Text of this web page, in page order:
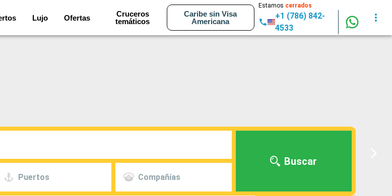
Lujo Ofertas
Cruceros
temáticos
Caribe sin Visa
Americana
Estamos cerrados
+1 (786) 842-
4533
Puertos Compañías
Buscar